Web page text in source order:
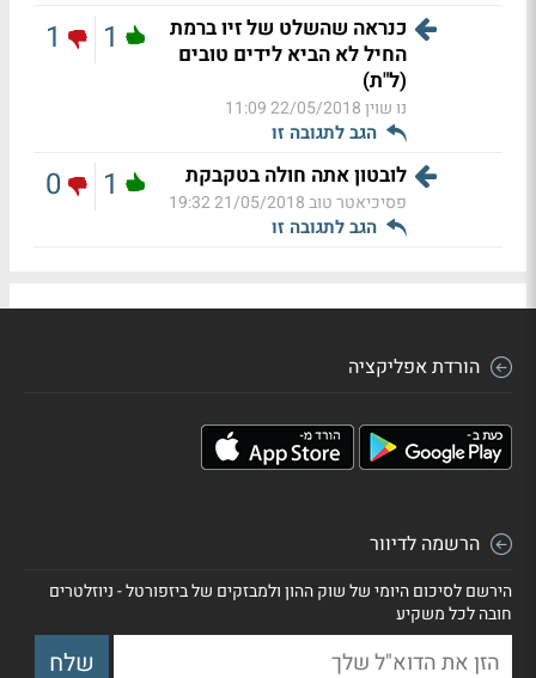
כנראה שהשלט של זיו ברמת
החיל לא הביא לידים טובים
(ל"ת)
נו שוין22/05/2018 11:09
הגב לתגובה זו
1
1
לובטון אתה חולה בטקבקת
פסיכיאטר טוב21/05/2018 19:32
הגב לתגובה זו
1
0
הורדת אפליקציה
הרשמה לדיוור
הירשם לסיכום היומי של שוק ההון ולמבזקים של ביזפורטל - ניוזלטרים
חובה לכל משקיע